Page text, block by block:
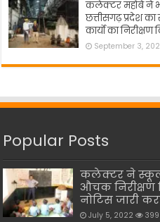
कलेक्टर महोबे ने
छत्तीसगढ़ प्रदेश
कार्यो का निरीक्षण
September 3,
Popular Posts
कलेक्टर ने
औचक निरीक्षण
नोटिस जारी
July 5, 2022 399